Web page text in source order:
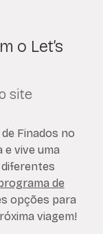
o Let’s
site
Finados no
e vive uma
diferentes
de
opções para
viagem!